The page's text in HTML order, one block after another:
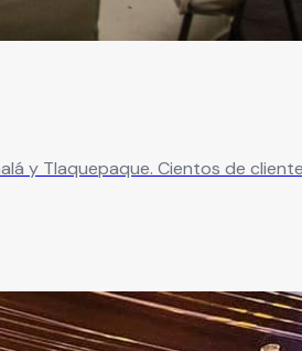
y Tlaquepaque. Cientos de